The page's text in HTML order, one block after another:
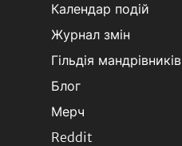
Календар подій
Журнал змін
Гільдія мандрівників
Блог
Мерч
Reddit